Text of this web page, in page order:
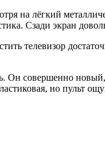
на лёгкий
Сзади экран
телевизор
Он совершенно
но пульт